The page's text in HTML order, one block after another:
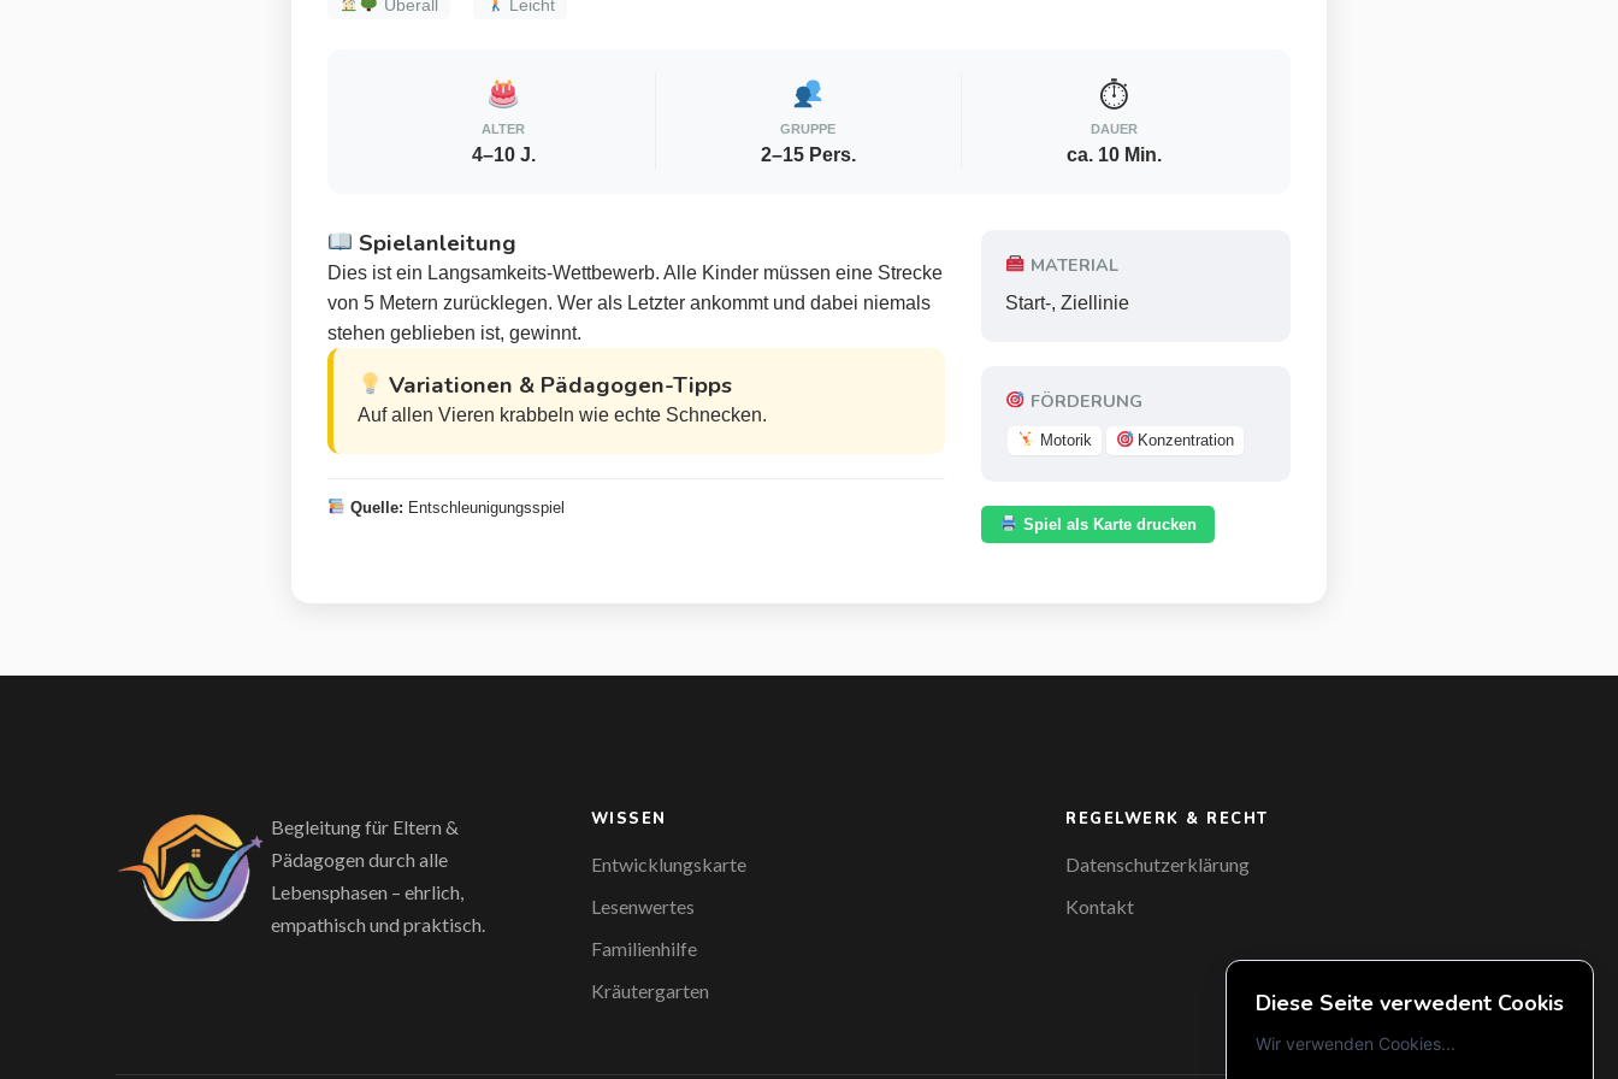
Überall Leicht
ALTER
4–10 J.
GRUPPE
2–15 Pers.
⏱
DAUER
ca. 10 Min.
Spielanleitung
Dies ist ein Langsamkeits-Wettbewerb. Alle Kinder müssen eine Strecke
von 5 Metern zurücklegen. Wer als Letzter ankommt und dabei niemals
stehen geblieben ist, gewinnt.
Variationen & Pädagogen-Tipps
Auf allen Vieren krabbeln wie echte Schnecken.
Quelle: Entschleunigungsspiel
MATERIAL
Start-, Ziellinie
FÖRDERUNG
Motorik Konzentration
Spiel als Karte drucken
Begleitung für Eltern &
Pädagogen durch alle
Lebensphasen – ehrlich,
empathisch und praktisch.
WISSEN
Entwicklungskarte
Lesenwertes
Familienhilfe
Kräutergarten
REGELWERK & RECHT
Datenschutzerklärung
Kontakt
Diese Seite verwedent Cookis
Wir verwenden Cookies...